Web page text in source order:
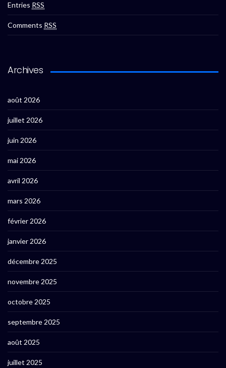
Entries RSS
Comments RSS
Archives
août 2026
juillet 2026
juin 2026
mai 2026
avril 2026
mars 2026
février 2026
janvier 2026
décembre 2025
novembre 2025
octobre 2025
septembre 2025
août 2025
juillet 2025